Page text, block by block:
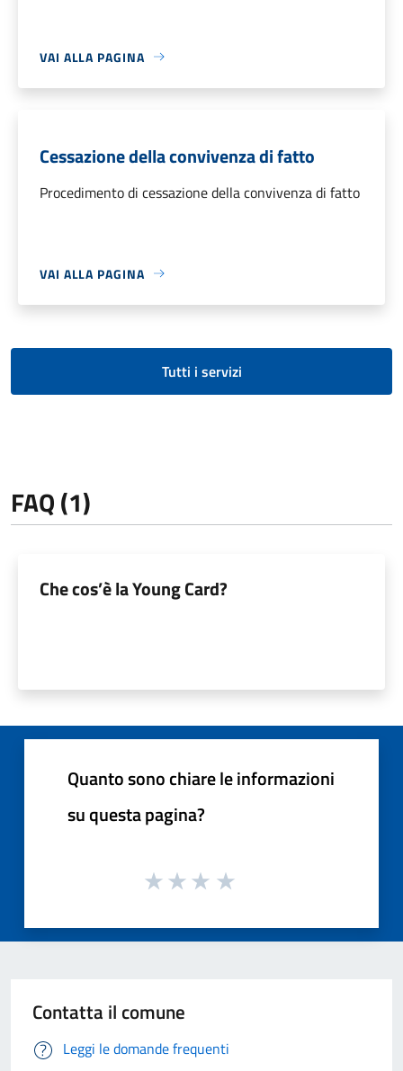
VAI ALLA PAGINA
Cessazione della convivenza di fatto
Procedimento di cessazione della convivenza di fatto
VAI ALLA PAGINA
Tutti i servizi
FAQ (1)
Che cos’è la Young Card?
Quanto sono chiare le informazioni
su questa pagina?
Contatta il comune
Leggi le domande frequenti